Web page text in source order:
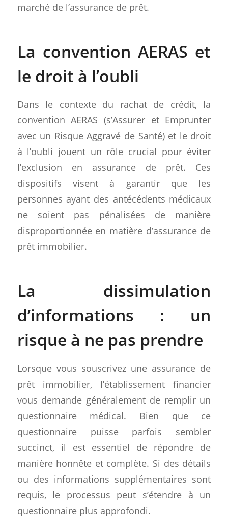
marché de l’assurance de prêt.
La convention AERAS et
le droit à l’oubli
Dans le contexte du rachat de crédit, la
convention AERAS (s’Assurer et Emprunter
avec un Risque Aggravé de Santé) et le droit
à l’oubli jouent un rôle crucial pour éviter
l’exclusion en assurance de prêt. Ces
dispositifs visent à garantir que les
personnes ayant des antécédents médicaux
ne soient pas pénalisées de manière
disproportionnée en matière d’assurance de
prêt immobilier.
La dissimulation
d’informations : un
risque à ne pas prendre
Lorsque vous souscrivez une assurance de
prêt immobilier, l’établissement financier
vous demande généralement de remplir un
questionnaire médical. Bien que ce
questionnaire puisse parfois sembler
succinct, il est essentiel de répondre de
manière honnête et complète. Si des détails
ou des informations supplémentaires sont
requis, le processus peut s’étendre à un
questionnaire plus approfondi.